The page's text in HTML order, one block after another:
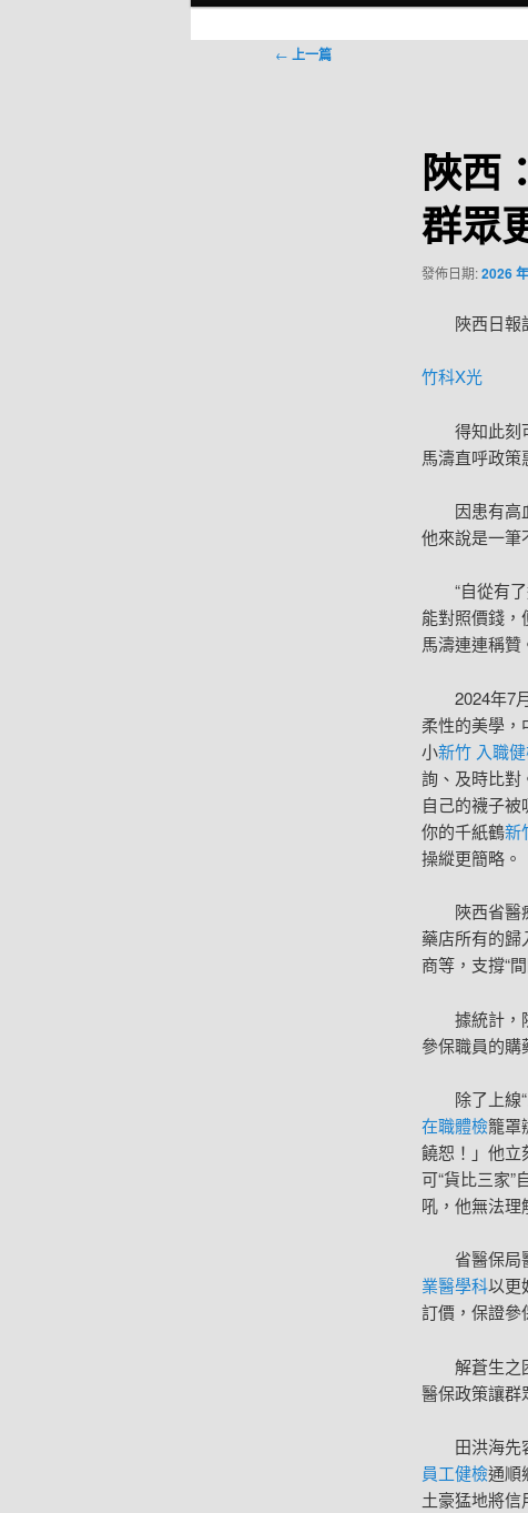
文
← 上一篇
陜西
群眾
發佈日期:2026
陜西日報
竹科X光
得知此刻
馬濤直呼政策
因患有高
他來說是一筆
“自從有
能對照價錢，
馬濤連連稱贊
2024年7
柔性的美學，
小新竹 入職
詢、及時比對
自己的襪子
你的千紙鶴新
操縱更簡略。
陜西省醫
藥店所有的
商等，支撐“
據統計，
參保職員的購
除了上線
在職體檢籠罩
饒恕！」他立
可“貨比三家”
吼，他無法理
省醫保局
業醫學科以更
訂價，保證參
解蒼生之
醫保政策讓群
田洪海先
員工健檢通順
土豪猛地將